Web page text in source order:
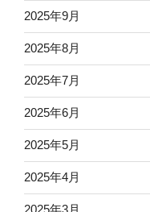
2025年9月
2025年8月
2025年7月
2025年6月
2025年5月
2025年4月